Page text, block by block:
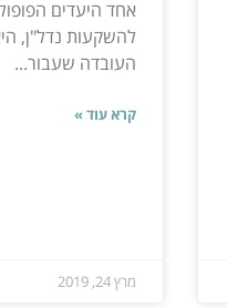
אחד היעדים
להשקעות נדל"ן,
העובדה שעבור...
קרא עוד »
מרץ 24, 2019